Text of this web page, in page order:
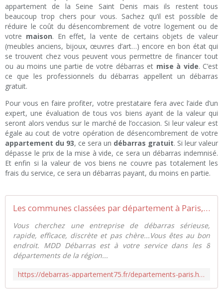
appartement de la Seine Saint Denis mais ils restent tous
beaucoup trop chers pour vous. Sachez qu’il est possible de
réduire le coût du désencombrement de votre logement ou de
votre maison. En effet, la vente de certains objets de valeur
(meubles anciens, bijoux, œuvres d’art…) encore en bon état qui
se trouvent chez vous peuvent vous permettre de financer tout
ou au moins une partie de votre débarras et mise à vide. C’est
ce que les professionnels du débarras appellent un débarras
gratuit.
Pour vous en faire profiter, votre prestataire fera avec l’aide d’un
expert, une évaluation de tous vos biens ayant de la valeur qui
seront alors vendus sur le marché de l’occasion. Si leur valeur est
égale au cout de votre opération de désencombrement de votre
appartement du 93, ce sera un débarras gratuit. Si leur valeur
dépasse le prix de la mise à vide, ce sera un débarras indemnisé.
Et enfin si la valeur de vos biens ne couvre pas totalement les
frais du service, ce sera un débarras payant, du moins en partie.
Les communes classées par département à Paris, MDD Débarras
Vous cherchez une entreprise de débarras sérieuse,
rapide, efficace, discrète et pas chère...Vous êtes au bon
endroit. MDD Débarras est à votre service dans les 8
départements de la région...
https://debarras-appartement75.fr/departements-paris.html